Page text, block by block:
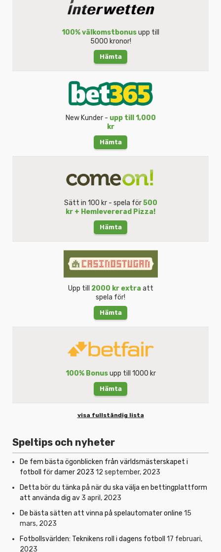
100% välkomstbonusupp till
5000 kronor!
Hämta
New Kunder - upp till 1,000
kr
Hämta
Sätt in 100 kr - spela för500
kr + Hemlevererad Pizza!
Hämta
Upp till 2000 kr extra att
spela för!
Hämta
100% Bonusupp till 1000 kr
Hämta
visa fullständig lista
Speltips och nyheter
De fem bästa ögonblicken från världsmästerskapet i
fotboll för damer 2023 12 september, 2023
Detta bör du tänka på när du ska välja en bettingplattform
att använda dig av 3 april, 2023
De bästa sätten att vinna på spelautomater online 15
mars, 2023
Fotbollsvärlden: Teknikens roll i dagens fotboll 17 februari,
2023